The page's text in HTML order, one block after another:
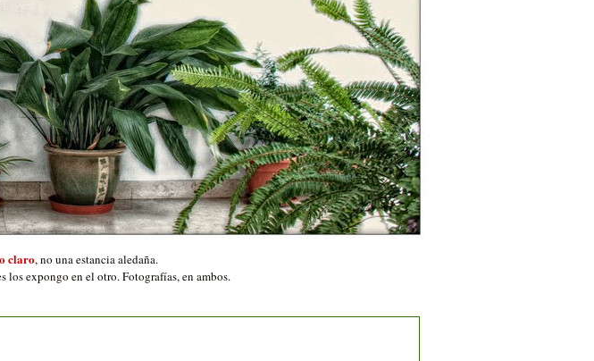
claro,no una estancia aledaña.
los expongo en el otro. Fotografías, en ambos.